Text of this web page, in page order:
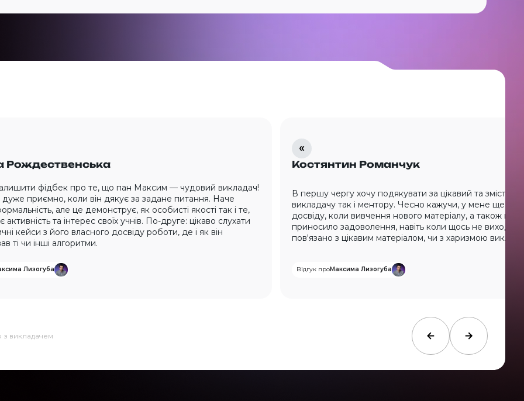
Рождественська
фідбек про те, що пан Максим — чудовий викладач!
приємно, коли він дякує за задане питання. Наче
але це демонструє, як особисті якості так і те,
активність та інтерес своїх учнів. По-друге: цікаво слухати
кейси з його власного досвіду роботи, де і як він
ті чи інші алгоритми.
Лизогуба
Костянтин Романчук
В першу чергу хочу подякувати за цікавий та
викладачу так і ментору. Чесно кажучи, у мене ще не
досвіду, коли вивчення нового матеріалу, а також
приносило задоволення, навіть коли щось не
пов'язано з цікавим матеріалом, чи з харизмою
Відгук проМаксима Лизогуба
з викладачем